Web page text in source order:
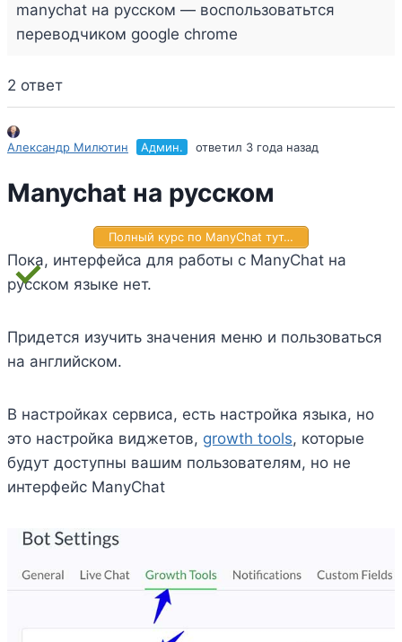
manychat на русском — воспользоватьтся
переводчиком google chrome
2 ответ
Александр Милютин Админ. ответил 3 года назад
Manychat на русском
Полный курс по ManyChat тут…
Пока, интерфейса для работы с ManyChat на
русском языке нет.
Придется изучить значения меню и пользоваться
на английском.
В настройках сервиса, есть настройка языка, но
это настройка виджетов, growth tools, которые
будут доступны вашим пользователям, но не
интерфейс ManyChat